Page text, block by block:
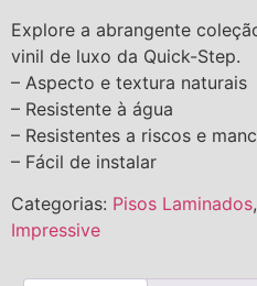
Explore a abrangente
vinil de luxo da Quick-Step.
– Aspecto e textura naturais
– Resistente à água
– Resistentes a riscos e
– Fácil de instalar
Categorias: Pisos Laminados,
Impressive